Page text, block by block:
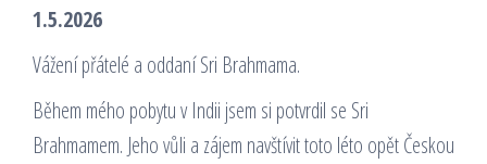
1.5.2026
Vážení přátelé a oddaní Sri Brahmama.
Během mého pobytu v Indii jsem si potvrdil se Sri
Brahmamem. Jeho vůli a zájem navštívit toto léto opět Českou